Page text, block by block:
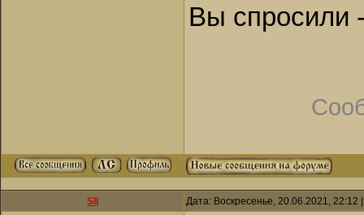
Вы спросили
SII Дата: Воскресенье, 20.06.2021,